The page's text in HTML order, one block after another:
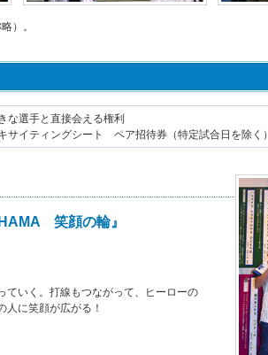
）。
な選手と直接会える権利
サイティングシート ペア招待券（特定試合日を除く）
笑顔の輪』
ていく。打線もつながって、ヒーローの
人に笑顔が広がる！